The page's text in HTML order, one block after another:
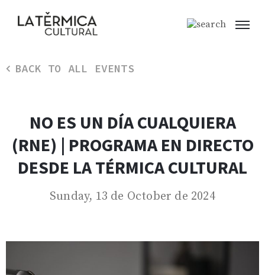
BACK TO ALL EVENTS
NO ES UN DÍA CUALQUIERA
(RNE) | PROGRAMA EN DIRECTO
DESDE LA TÉRMICA CULTURAL
Sunday, 13 de October de 2024